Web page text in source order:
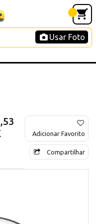
Usar Foto
Adicionar Favorito
Compartilhar